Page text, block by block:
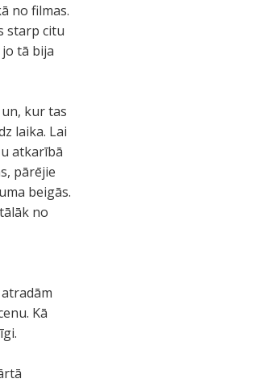
no filmas.
starp citu
tā bija
kur tas
laika. Lai
atkarībā
pārējie
beigās.
no
Kā